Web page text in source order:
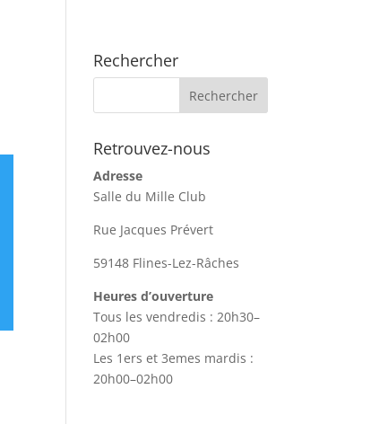
Rechercher
Retrouvez-nous
Adresse
Salle du Mille Club
Rue Jacques Prévert
59148 Flines-Lez-Râches
Heures d’ouverture
Tous les vendredis : 20h30–
02h00
Les 1ers et 3emes mardis :
20h00–02h00